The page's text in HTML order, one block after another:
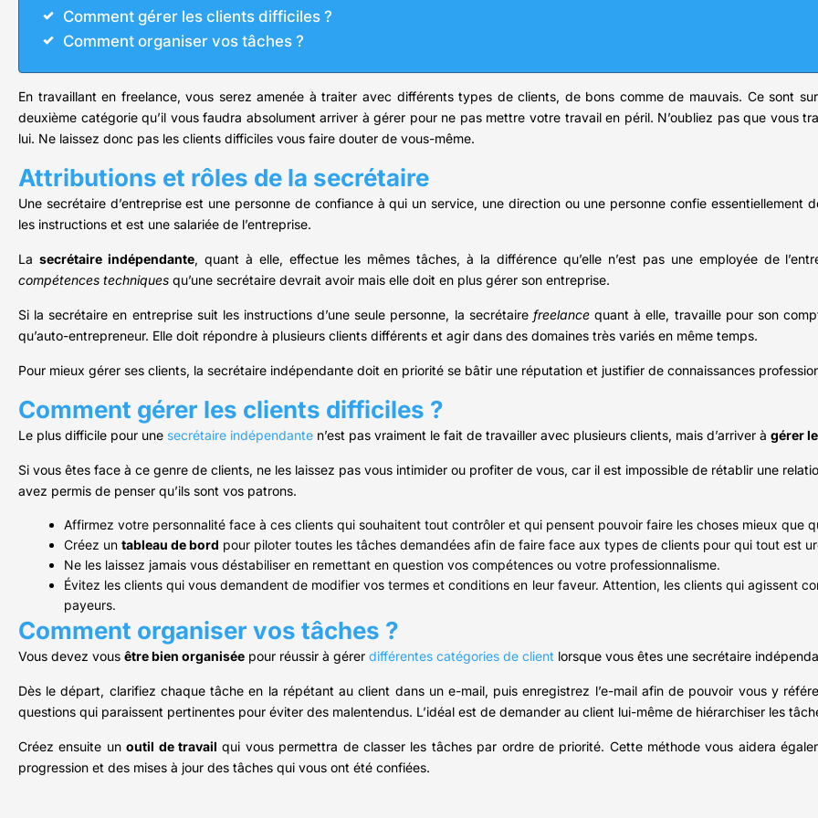
Comment gérer les clients difficiles ?
Comment organiser vos tâches ?
En travaillant en freelance, vous serez amenée à traiter avec différents types de clients, de bons comme de mauvais. Ce sont
deuxième catégorie qu’il vous faudra absolument arriver à gérer pour ne pas mettre votre travail en péril. N’oubliez pas que vous
lui. Ne laissez donc pas les clients difficiles vous faire douter de vous-même.
Attributions et rôles de la secrétaire
Une secrétaire d’entreprise est une personne de confiance à qui un service, une direction ou une personne confie essentiellement
les instructions et est une salariée de l’entreprise.
La secrétaire indépendante, quant à elle, effectue les mêmes tâches, à la différence qu’elle n’est pas une employée de
compétences techniques qu’une secrétaire devrait avoir mais elle doit en plus gérer son entreprise.
Si la secrétaire en entreprise suit les instructions d’une seule personne, la secrétaire freelancequant à elle, travaille pour son
qu’auto-entrepreneur. Elle doit répondre à plusieurs clients différents et agir dans des domaines très variés en même temps.
Pour mieux gérer ses clients, la secrétaire indépendante doit en priorité se bâtir une réputation et justifier de connaissances
Comment gérer les clients difficiles ?
Le plus difficile pour une secrétaire indépendante n’est pas vraiment le fait de travailler avec plusieurs clients, mais d’arriver à gérer
Si vous êtes face à ce genre de clients, ne les laissez pas vous intimider ou profiter de vous, car il est impossible de rétablir une
avez permis de penser qu’ils sont vos patrons.
Affirmez votre personnalité face à ces clients qui souhaitent tout contrôler et qui pensent pouvoir faire les choses mieux que
Créez un tableau de bord pour piloter toutes les tâches demandées afin de faire face aux types de clients pour qui tout est
Ne les laissez jamais vous déstabiliser en remettant en question vos compétences ou votre professionnalisme.
Évitez les clients qui vous demandent de modifier vos termes et conditions en leur faveur. Attention, les clients qui agissent
payeurs.
Comment organiser vos tâches ?
Vous devez vous être bien organisée pour réussir à gérer différentes catégories de client lorsque vous êtes une secrétaire
Dès le départ, clarifiez chaque tâche en la répétant au client dans un e-mail, puis enregistrez l’e-mail afin de pouvoir vous y
questions qui paraissent pertinentes pour éviter des malentendus. L’idéal est de demander au client lui-même de hiérarchiser les
Créez ensuite unoutil de travail qui vous permettra de classer les tâches par ordre de priorité. Cette méthode vous aidera
progression et des mises à jour des tâches qui vous ont été confiées.